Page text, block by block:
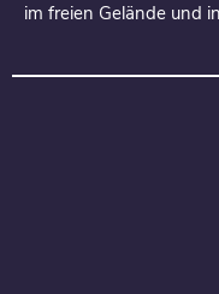
im freien Gelände und